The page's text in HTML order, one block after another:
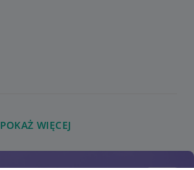
POKAŻ WIĘCEJ